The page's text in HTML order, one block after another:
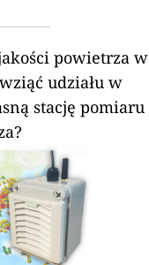
powietrza w
udziału w
stację pomiaru